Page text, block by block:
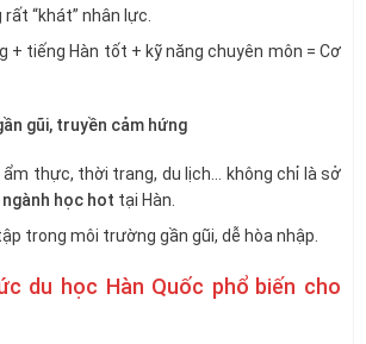
“khát” nhân lực.
+ tiếng Hàn tốt + kỹ năng chuyên môn = Cơ
gũi, truyền cảm hứng
ẩm thực, thời trang, du lịch… không chỉ là sở
ngành học hot tại Hàn.
trong môi trường gần gũi, dễ hòa nhập.
du học Hàn Quốc phổ biến cho